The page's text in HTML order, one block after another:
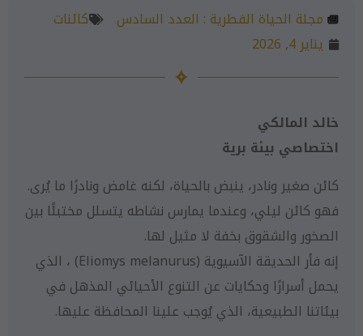
مجلة الحياة الفطرية : العدد السادس
كائنات
يناير 4, 2026
خالد المالكي
اختصاصي بيئة برية
كائن صغير ونادر، ينبض بالحياة، لكنه غامض ونادرًا ما يُرى.
فهو كائن ليلي، وعندما يمارس نشاطه يتسلل مختبئًا بين
الصخور والشقوق بخفة لا مثيل لها.
إنه فأر الحديقة الآسيوية (Eliomys melanurus) ، الذي
يحمل أسرارًا وحكايات عن التنوع الأحيائي المذهل في
بيئاتنا الطبيعية، الذي يُوجب علينا المحافظة عليها.